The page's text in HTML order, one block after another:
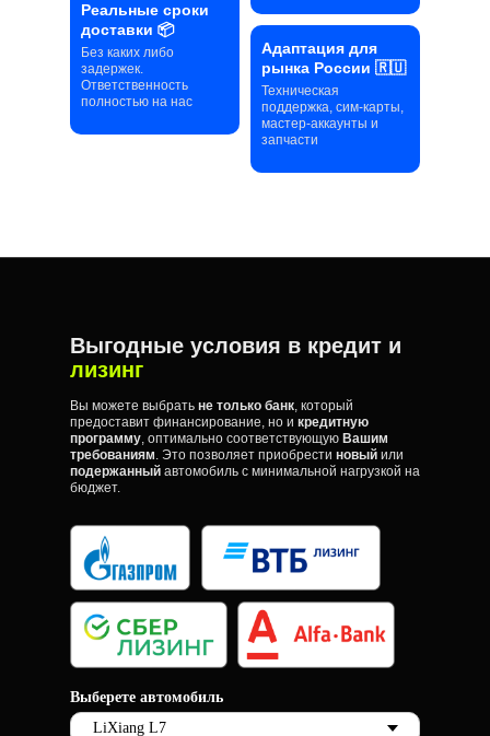
Реальные сроки
доставки 📦
Без каких либо
задержек.
Ответственность
полностью на нас
Адаптация для
рынка России 🇷🇺
Техническая
поддержка, сим-карты,
мастер-аккаунты и
запчасти
Выгодные условия в кредит и
лизинг
Вы можете выбрать не только банк, который
предоставит финансирование, но и кредитную
программу, оптимально соответствующую Вашим
требованиям. Это позволяет приобрести новый или
подержанный автомобиль с минимальной нагрузкой на
бюджет.
Выберете автомобиль